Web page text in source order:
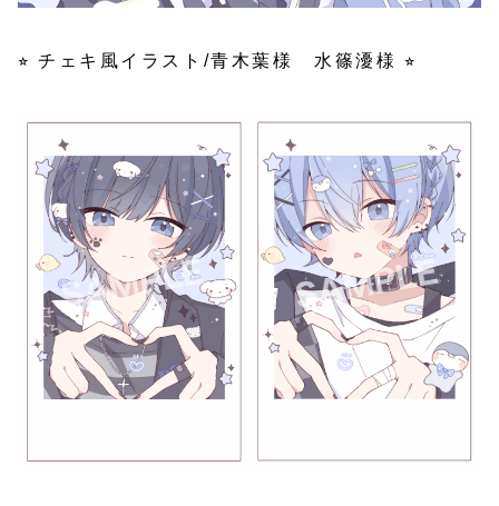
⭐︎ チェキ風イラスト/青木葉様 水篠瀀様 ⭐︎